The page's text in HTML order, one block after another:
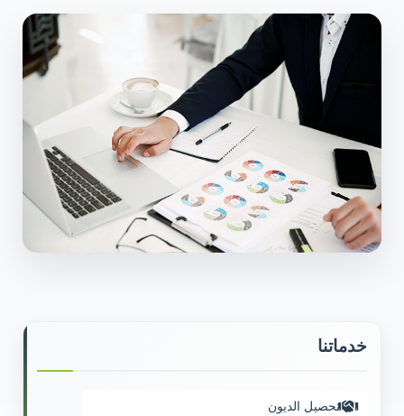
خدماتنا
تحصيل الديون